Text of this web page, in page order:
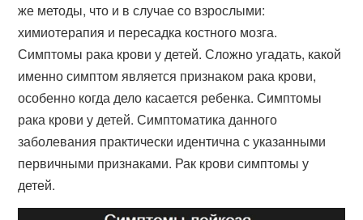
же методы, что и в случае со взрослыми:
химиотерапия и пересадка костного мозга.
Симптомы рака крови у детей. Сложно угадать, какой
именно симптом является признаком рака крови,
особенно когда дело касается ребенка. Симптомы
рака крови у детей. Симптоматика данного
заболевания практически идентична с указанными
первичными признаками. Рак крови симптомы у
детей.